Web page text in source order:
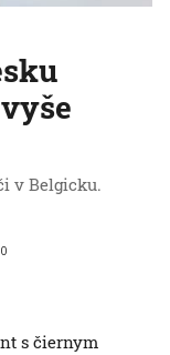
v Belgicku.
s čiernym